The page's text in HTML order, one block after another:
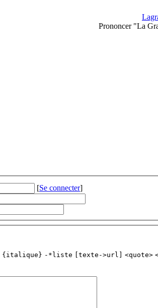
Prononcer "La
[Se connecter]
{italique} -*liste [texte->url] <quote>